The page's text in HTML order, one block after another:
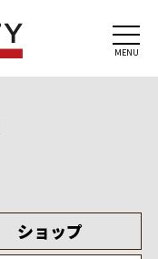
MENU
ショップ